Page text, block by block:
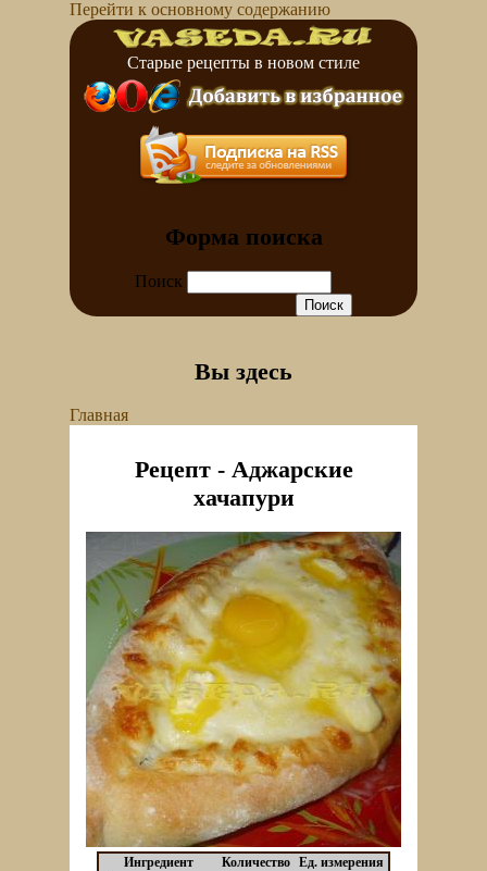
Перейти к основному содержанию
Старые рецепты в новом стиле
Форма поиска
Поиск
Вы здесь
Главная
Рецепт - Аджарские
хачапури
Ингредиент Количество Ед. измерения